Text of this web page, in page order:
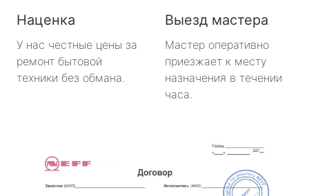
Наценка
У нас честные цены за
ремонт бытовой
техники без обмана.
Выезд мастера
Мастер оперативно
приезжает к месту
назначения в течении
часа.